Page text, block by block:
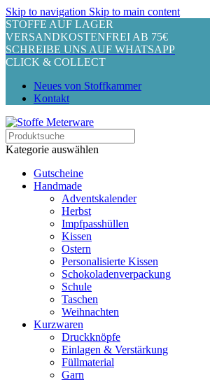
Skip to navigation Skip to main content
STOFFE AUF LAGER
VERSANDKOSTENFREI AB 75€
SCHREIBE UNS AUF WHATSAPP
CLICK & COLLECT
Neues von Stoffkammer
Kontakt
Kategorie auswählen
Gutscheine
Handmade
Adventskalender
Herbst
Impfpasshüllen
Kissen
Ostern
Personalisierte Kissen
Schokoladenverpackung
Schule
Taschen
Weihnachten
Kurzwaren
Druckknöpfe
Einlagen & Verstärkung
Füllmaterial
Garn